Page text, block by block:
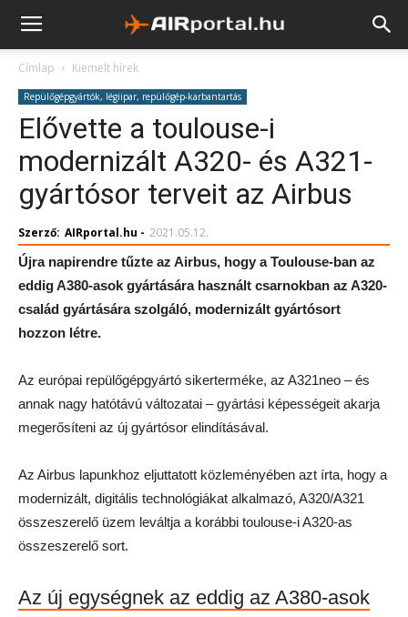
Címlap Kiemelt hírek
Repülőgépgyártók, légiipar, repülőgép-karbantartás
Elővette a toulouse-i
modernizált A320- és A321-
gyártósor terveit az Airbus
Szerző: AIRportal.hu - 2021.05.12.
Újra napirendre tűzte az Airbus, hogy a Toulouse-ban az
eddig A380-asok gyártására használt csarnokban az A320-
család gyártására szolgáló, modernizált gyártósort
hozzon létre.
Az európai repülőgépgyártó sikerterméke, az A321neo – és
annak nagy hatótávú változatai – gyártási képességeit akarja
megerősíteni az új gyártósor elindításával.
Az Airbus lapunkhoz eljuttatott közleményében azt írta, hogy a
modernizált, digitális technológiákat alkalmazó, A320/A321
összeszerelő üzem leváltja a korábbi toulouse-i A320-as
összeszerelő sort.
Az új egységnek az eddig az A380-asok